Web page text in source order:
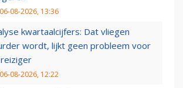
06-08-2026, 13:36
kwartaalcijfers: Dat vliegen
wordt, lijkt geen probleem voor
06-08-2026, 12:22